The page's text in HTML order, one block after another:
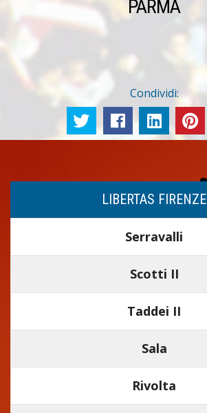
PARMA
Condividi:
LIBERTAS FIRENZE
Serravalli
Scotti II
Taddei II
Sala
Rivolta